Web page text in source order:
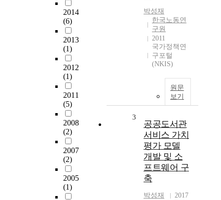
2014
(6)
2013
(1)
2012
(1)
2011
(5)
2008
(2)
2007
(2)
2005
(1)
박성재
한국노동연
구원
2011
국가정책연
구포털
(NKIS)
원문
보기
3
공공도서관
서비스 가치
평가 모델
개발 및 소
프트웨어 구
축
박성재
2017